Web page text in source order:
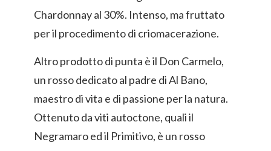
Chardonnay al 30%. Intenso, ma fruttato
per il procedimento di criomacerazione.
Altro prodotto di punta è il Don Carmelo,
un rosso dedicato al padre di Al Bano,
maestro di vita e di passione per la natura.
Ottenuto da viti autoctone, quali il
Negramaro ed il Primitivo, è un rosso